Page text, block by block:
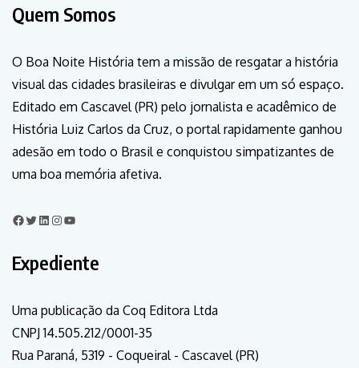
Quem Somos
O Boa Noite História tem a missão de resgatar a história
visual das cidades brasileiras e divulgar em um só espaço.
Editado em Cascavel (PR) pelo jornalista e acadêmico de
História Luiz Carlos da Cruz, o portal rapidamente ganhou
adesão em todo o Brasil e conquistou simpatizantes de
uma boa memória afetiva.
Expediente
Uma publicação da Coq Editora Ltda
CNPJ 14.505.212/0001-35
Rua Paraná, 5319 - Coqueiral - Cascavel (PR)